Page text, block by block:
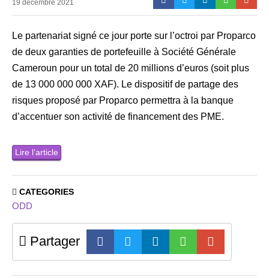
19 décembre 2021
Le partenariat signé ce jour porte sur l’octroi par Proparco
de deux garanties de portefeuille à Société Générale
Cameroun pour un total de 20 millions d’euros (soit plus
de 13 000 000 000 XAF). Le dispositif de partage des
risques proposé par Proparco permettra à la banque
d’accentuer son activité de financement des PME.
Lire l’article
CATEGORIES
ODD
Partager